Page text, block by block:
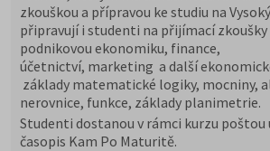
zkouškou a přípravou ke studiu na
připravují i studenti na přijímací
podnikovou ekonomiku, finance,
účetnictví, marketing a další
základy matematické logiky, mocniny,
nerovnice, funkce, základy planimetrie.
Studenti dostanou v rámci kurzu
časopis Kam Po Maturitě.